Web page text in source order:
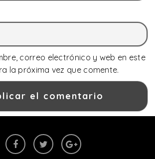
correo electrónico y web en este
la próxima vez que comente.